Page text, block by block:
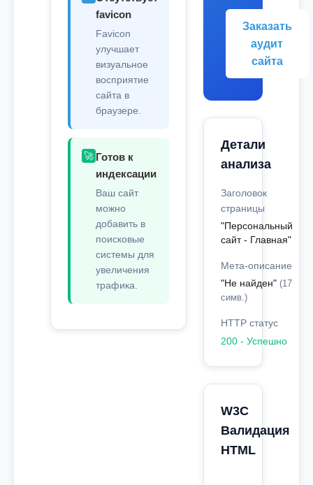
favicon
Favicon
улучшает
визуальное
восприятие
сайта в
браузере.
🚀 Готов к
индексации
Ваш сайт
можно
добавить в
поисковые
системы для
увеличения
трафика.
Заказать
аудит
сайта
Детали
анализа
Заголовок
страницы
"Персональный
сайт - Главная"
Мета-описание
"Не найден" (17
симв.)
HTTP статус
200 - Успешно
W3C
Валидация
HTML